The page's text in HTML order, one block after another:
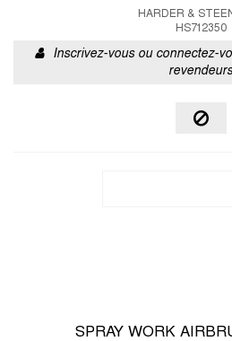
HARDER &
HS712350
Inscrivez-vous ou connectez-
revendeurs
SPRAY WORK